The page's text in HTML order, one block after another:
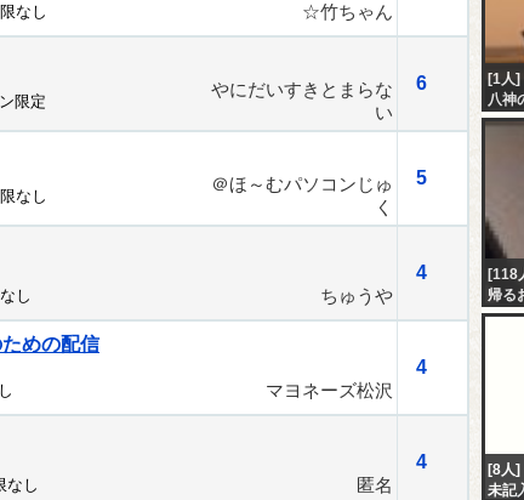
なし ☆竹ちゃん
6
限定
やにだいすきとまらな
い
5
なし
＠ほ～むパソコンじゅ
く
4
し ちゅうや
めの配信
4
マヨネーズ松沢
4
なし 匿名
[1人]
八神
[118
帰る
[8人]
未記